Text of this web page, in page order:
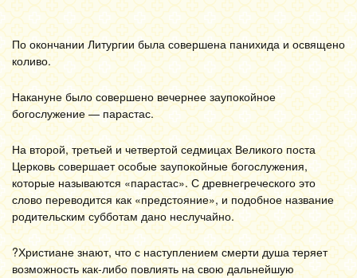
По окончании Литургии была совершена панихида и освящено
коливо.
Накануне было совершено вечернее заупокойное
богослужение — парастас.
На второй, третьей и четвертой седмицах Великого поста
Церковь совершает особые заупокойные богослужения,
которые называются «парастас». С древнегреческого это
слово переводится как «предстояние», и подобное название
родительским субботам дано неслучайно.
?Христиане знают, что с наступлением смерти душа теряет
возможность как-либо повлиять на свою дальнейшую